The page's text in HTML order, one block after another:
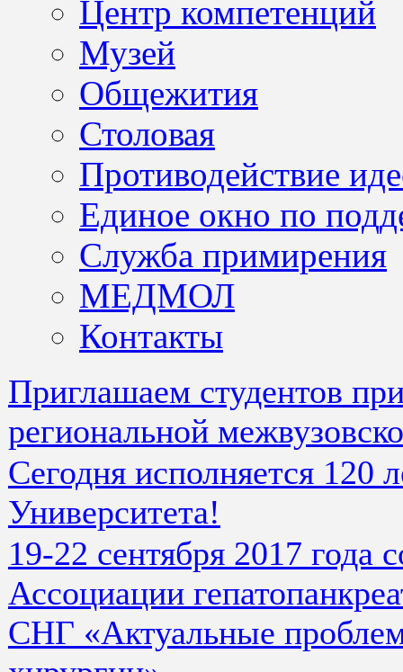
Центр компетенций
Музей
Общежития
Столовая
Противодействие
Единое окно по
Служба примирения
МЕДМОЛ
Контакты
Приглашаем студентов
региональной
Сегодня исполняется 120
Университета!
19-22 сентября 2017 года
Ассоциации
СНГ «Актуальные